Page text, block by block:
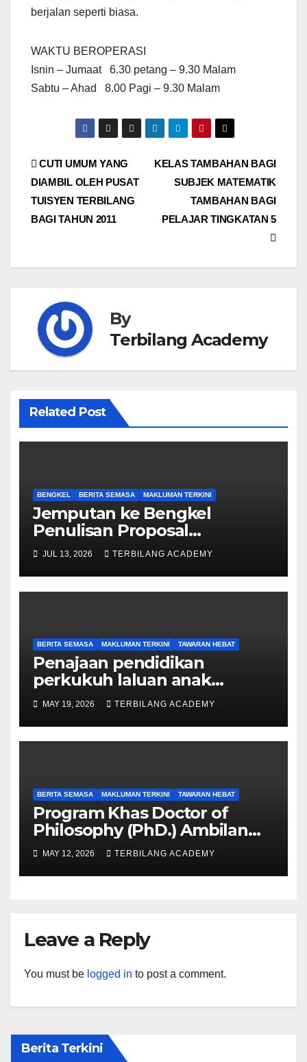
berjalan seperti biasa.
WAKTU BEROPERASI
Isnin – Jumaat 6.30 petang – 9.30 Malam
Sabtu – Ahad 8.00 Pagi – 9.30 Malam
Post
navigation
KELAS TAMBAHAN BAGI
SUBJEK MATEMATIK
TAMBAHAN BAGI
PELAJAR TINGKATAN 5
CUTI UMUM YANG
DIAMBIL OLEH PUSAT
TUISYEN TERBILANG
BAGI TAHUN 2011
By
Terbilang Academy
Related Post
BENGKEL BERITA SEMASA MAKLUMAN TERKINI
Jemputan ke Bengkel
Penulisan Proposal
Permohonan Kemasukan
Program Khas Doktor
Falsafah (PhD).
JUL 13, 2026 TERBILANG ACADEMY
BERITA SEMASA MAKLUMAN TERKINI TAWARAN HEBAT
Penajaan pendidikan
perkukuh laluan anak
Sarawak ke peringkat
Sarjana, PhD
MAY 19, 2026 TERBILANG ACADEMY
BERITA SEMASA MAKLUMAN TERKINI TAWARAN HEBAT
Program Khas Doctor of
Philosophy (PhD.) Ambilan
September 2026 Kini Dibuka
MAY 12, 2026 TERBILANG ACADEMY
Leave a Reply
You must be logged in to post a comment.
Berita Terkini